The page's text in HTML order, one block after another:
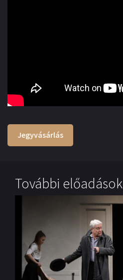
Jegyvásárlás
További előadások